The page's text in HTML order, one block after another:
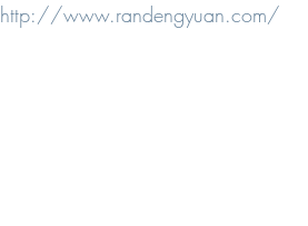
http://www.randengyuan.com/